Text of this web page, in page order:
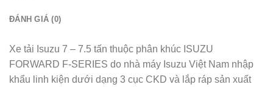
ĐÁNH GIÁ (0)
Xe tải Isuzu 7 – 7.5 tấn thuộc phân khúc ISUZU
FORWARD F-SERIES do nhà máy Isuzu Việt Nam nhập
khẩu linh kiện dưới dạng 3 cục CKD và lắp ráp sản xuất